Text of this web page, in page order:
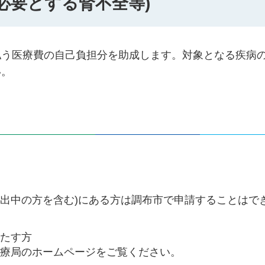
医療費の自己負担分を助成します。対象となる疾病
中の方を含む)にある方は調布市で申請することはで
す方
局のホームページをご覧ください。